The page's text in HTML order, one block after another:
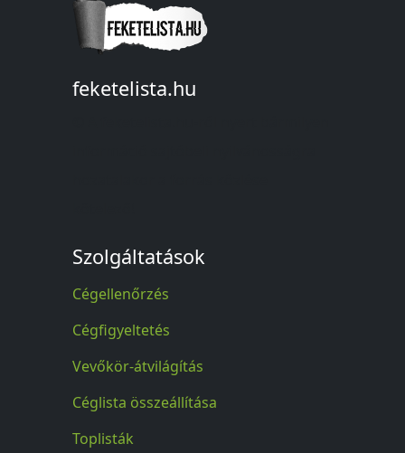
feketelista.hu
Szolgáltatások
Cégellenőrzés
Cégfigyeltetés
Vevőkör-átvilágítás
Céglista összeállítása
Toplisták